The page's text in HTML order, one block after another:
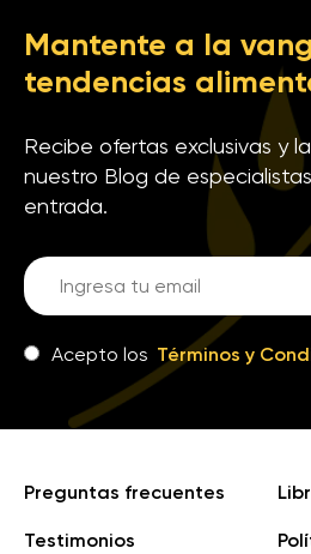
Mantente a la
tendencias
Recibe ofertas exclusivas y
nuestro Blog de
entrada.
Acepto los Términos y
Preguntas frecuentes
Testimonios